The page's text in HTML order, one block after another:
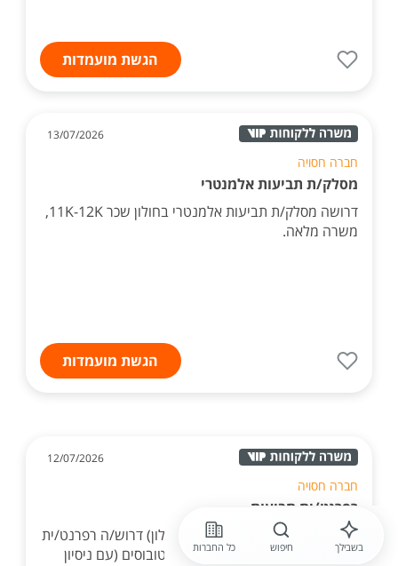
הגשת מועמדות
13/07/2026
חברה חסויה
מסלק/ת תביעות אלמנטרי
דרושה מסלק/ת תביעות אלמנטרי בחולון שכר 11K-12K,
משרה מלאה.
הגשת מועמדות
12/07/2026
חברה חסויה
רפרנט/ית תביעות
לסוכנות ביטוח גדולה באזור (ליד חולון) דרוש/ה רפרנט/ית
תביעות רכבים פרטיים, משאיות ואוטובוסים (עם ניסיון
בשבילך חיפוש כל החברות